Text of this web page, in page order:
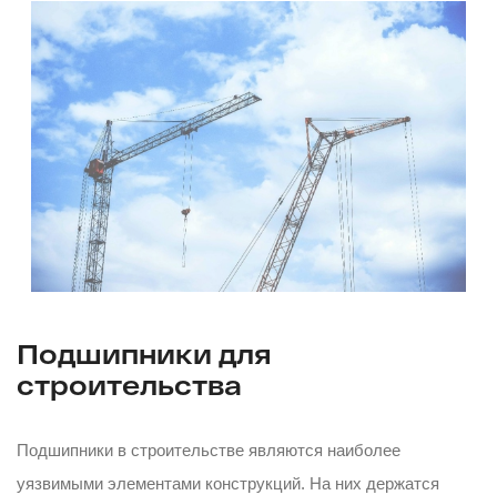
Подшипники для
строительства
Подшипники в строительстве являются наиболее
уязвимыми элементами конструкций. На них держатся